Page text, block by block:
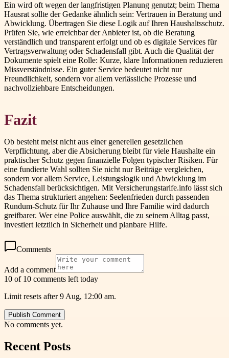
Ein wird oft wegen der langfristigen Planung genutzt; beim Thema
Hausrat sollte der Gedanke ähnlich sein: Vertrauen in Beratung und
Abwicklung. Übertragen Sie diese Logik auf Ihren Haushaltsschutz.
Prüfen Sie, wie erreichbar der Anbieter ist, ob die Beratung
verständlich und transparent erfolgt und ob es digitale Services für
Vertragsverwaltung oder Schadensfall gibt. Auch die Qualität der
Dokumente spielt eine Rolle: Kurze, klare Informationen reduzieren
Missverständnisse. Ein guter Service bedeutet nicht nur
Freundlichkeit, sondern vor allem verlässliche Prozesse und
nachvollziehbare Entscheidungen.
Fazit
Ob besteht meist nicht aus einer generellen gesetzlichen
Verpflichtung, aber die Absicherung bleibt für viele Haushalte ein
praktischer Schutz gegen finanzielle Folgen typischer Risiken. Für
eine fundierte Wahl sollten Sie nicht nur Beiträge vergleichen,
sondern vor allem Service, Leistungslogik und Abwicklung im
Schadensfall berücksichtigen. Mit Versicherungstarife.info lässt sich
das Thema strukturiert angehen: Seelenfrieden durch passenden
Rundum-Schutz für Ihr Zuhause und Ihre Familie wird dadurch
greifbarer. Wer eine Police auswählt, die zu seinem Alltag passt,
investiert letztlich in Sicherheit und planbare Hilfe.
Comments
Add a comment
10 of 10 comments left today
Limit resets after 9 Aug, 12:00 am.
Publish Comment
No comments yet.
Recent Posts